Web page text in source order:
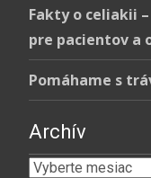
Fakty o celiakii
pre pacientov a
Pomáhame s
Archív
Archív